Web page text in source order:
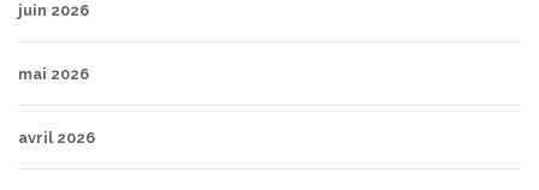
juin 2026
mai 2026
avril 2026